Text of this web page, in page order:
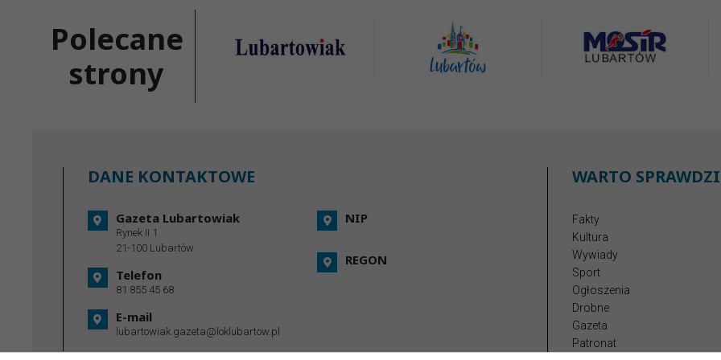
Polecane
strony
DANE KONTAKTOWE
Gazeta Lubartowiak
Rynek II 1
21-100 Lubartów
Telefon
81 855 45 68
E-mail
lubartowiak.gazeta@loklubartow.pl
NIP
REGON
WARTO
Fakty
Kultura
Wywiady
Sport
Ogłoszenia
Drobne
Gazeta
Patronat